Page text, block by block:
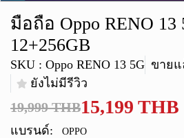
มือถือ Oppo RENO
12+256GB
SKU : Oppo RENO 13 5G ขาย
ยังไม่มีรีวิว
19,999 THB15,199 THB
แบรนด์: OPPO